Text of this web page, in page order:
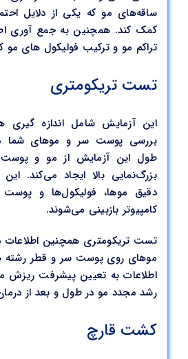
ساقه‌های مو که یکی از دلایل
کمک کند. همچنین به جمع آوری
تراکم مو و ترکیب فولیکول های
تست تریکومتری
این آزمایش شامل اندازه گیری
بررسی پوست سر و موهای شما
طول این آزمایش از مو و پوست
بزرگ‌نمایی بالا ایجاد می‌کند.
دقیق موها، فولیکول‌ها و
کامپیوتر بازبینی می‌شوند.
تست تریکومتری همچنین اطلاعات
موهای روی پوست سر و قطر رشته
اطلاعات به تعیین پیشرفت
رشد مجدد مو در طول و بعد از
کشت قارچ